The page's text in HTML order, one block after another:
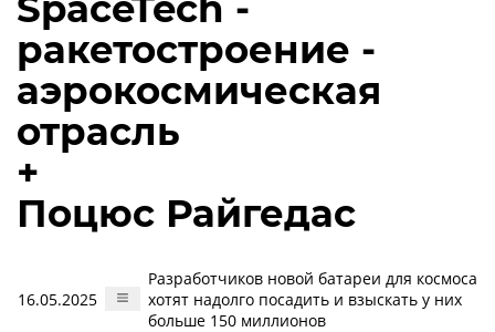
ракетостроение -
аэрокосмическая
отрасль
+
Поцюс Райгедас
16.05.2025
Разработчиков новой батареи для космоса
хотят надолго посадить и взыскать у них
больше 150 миллионов